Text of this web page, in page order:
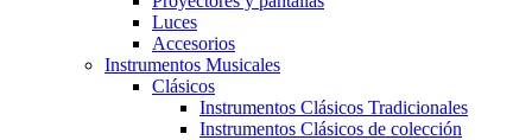
Luces
Accesorios
Instrumentos Musicales
Clásicos
Instrumentos Clásicos Tradicionales
Instrumentos Clásicos de colección